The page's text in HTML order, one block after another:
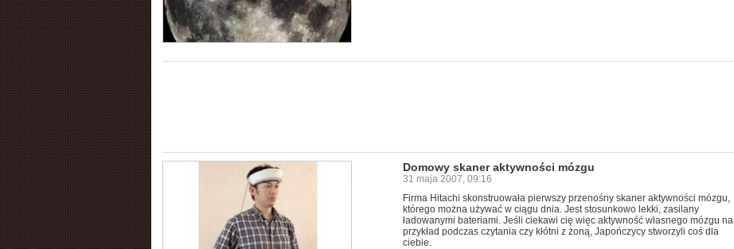
Domowy skaner aktywności mózgu
31 maja 2007, 09:16
Firma Hitachi skonstruowała pierwszy przenośny skaner aktywności mózgu,
którego można używać w ciągu dnia. Jest stosunkowo lekki, zasilany
ładowanymi bateriami. Jeśli ciekawi cię więc aktywność własnego mózgu na
przykład podczas czytania czy kłótni z żoną, Japończycy stworzyli coś dla
ciebie.